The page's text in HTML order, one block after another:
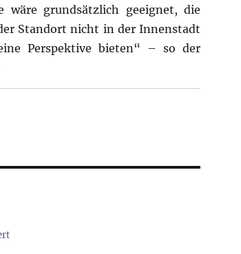
wäre grundsätzlich geeignet, die
Standort nicht in der Innenstadt
Perspektive bieten“ – so der